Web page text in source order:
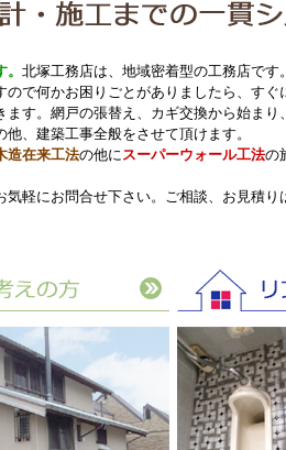
北塚工務店は、地域密着型の工務店です
ので何かお困りごとがありましたら、すぐ
ます。網戸の張替え、カギ交換から始まり
、建築工事全般をさせて頂けます。
造在来工法の他にスーパーウォール工法の
気軽にお問合せ下さい。ご相談、お見積り